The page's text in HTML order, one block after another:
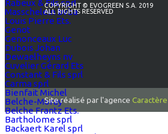
Rabeux & Fils sprl
Masschelein bvba
Louis Pierre Ets.
Genot
Genonceaux Luc
Dubois Johan
Dewaelheyns nv
Cuvelier Gérard Ets
Constant & Fils sprl
Carma sprl
Bienfait Michel
Belche-Moray
Belche Frantz Ets.
Bartholome sprl
Backaert Karel sprl
COPYRIGHT © EVOGREEN S.A. 2019
ALL RIGHTS RESERVED
Site réalisé par l'agenceCaractère